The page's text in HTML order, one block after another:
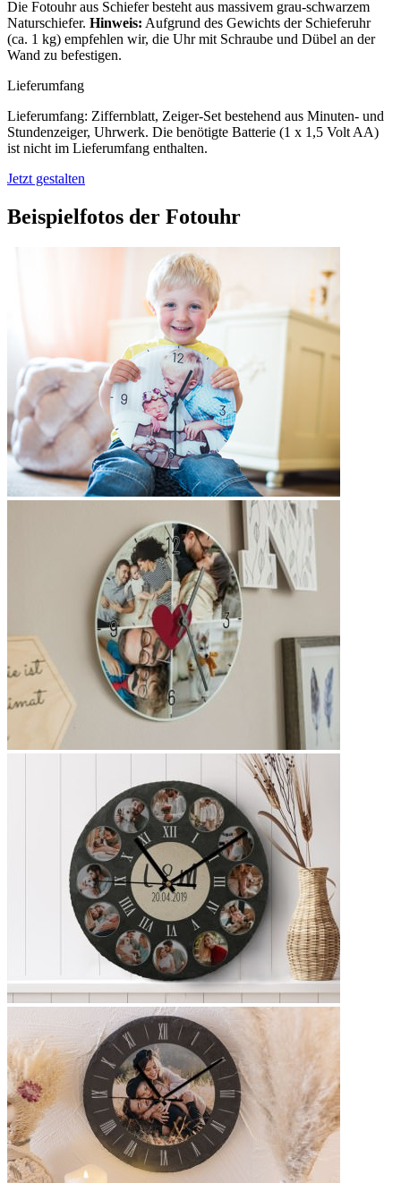
Die Fotouhr aus Schiefer besteht aus massivem grau-schwarzem
Naturschiefer. Hinweis: Aufgrund des Gewichts der Schieferuhr
(ca. 1 kg) empfehlen wir, die Uhr mit Schraube und Dübel an der
Wand zu befestigen.
Lieferumfang
Lieferumfang: Ziffernblatt, Zeiger-Set bestehend aus Minuten- und
Stundenzeiger, Uhrwerk. Die benötigte Batterie (1 x 1,5 Volt AA)
ist nicht im Lieferumfang enthalten.
Jetzt gestalten
Beispielfotos der Fotouhr